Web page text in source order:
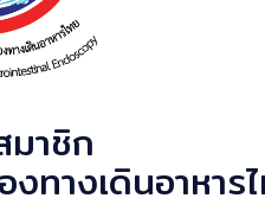
าชิก
ทางเดินอาหาร